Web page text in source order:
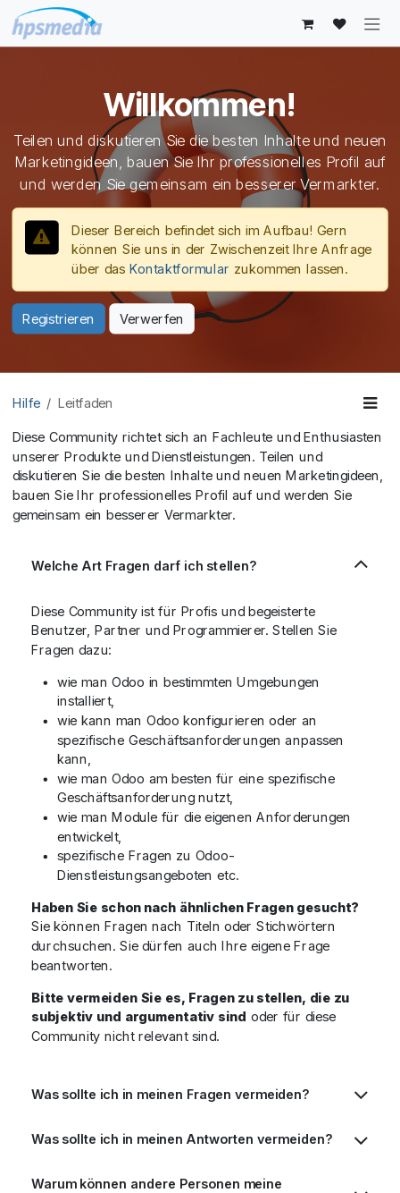
Zum Inhalt springen
Willkommen!
Teilen und diskutieren Sie die besten Inhalte und neuen
Marketingideen, bauen Sie Ihr professionelles Profil auf
und werden Sie gemeinsam ein besserer Vermarkter.
Dieser Bereich befindet sich im Aufbau! Gern
können Sie uns in der Zwischenzeit Ihre Anfrage
über das Kontaktformular zukommen lassen.
Registrieren Verwerfen
Hilfe Leitfaden
Diese Community richtet sich an Fachleute und Enthusiasten
unserer Produkte und Dienstleistungen. Teilen und
diskutieren Sie die besten Inhalte und neuen Marketingideen,
bauen Sie Ihr professionelles Profil auf und werden Sie
gemeinsam ein besserer Vermarkter.
Welche Art Fragen darf ich stellen?
Diese Community ist für Profis und begeisterte
Benutzer, Partner und Programmierer. Stellen Sie
Fragen dazu:
wie man Odoo in bestimmten Umgebungen
installiert,
wie kann man Odoo konfigurieren oder an
spezifische Geschäftsanforderungen anpassen
kann,
wie man Odoo am besten für eine spezifische
Geschäftsanforderung nutzt,
wie man Module für die eigenen Anforderungen
entwickelt,
spezifische Fragen zu Odoo-
Dienstleistungsangeboten etc.
Haben Sie schon nach ähnlichen Fragen gesucht?
Sie können Fragen nach Titeln oder Stichwörtern
durchsuchen. Sie dürfen auch Ihre eigene Frage
beantworten.
Bitte vermeiden Sie es, Fragen zu stellen, die zu
subjektiv und argumentativ sind oder für diese
Community nicht relevant sind.
Was sollte ich in meinen Fragen vermeiden?
Was sollte ich in meinen Antworten vermeiden?
Warum können andere Personen meine